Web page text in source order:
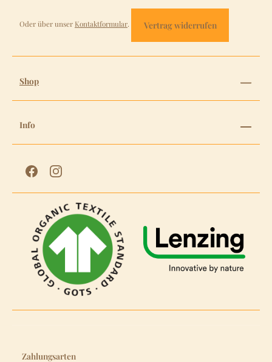
Oder über unser Kontaktformular. Vertrag widerrufen
Shop
Info
Zahlungsarten